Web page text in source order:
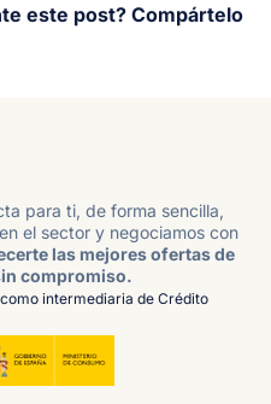
este post? Compártelo
para ti, de forma sencilla,
el sector y negociamos con
las mejores ofertas de
compromiso.
como intermediaria de Crédito